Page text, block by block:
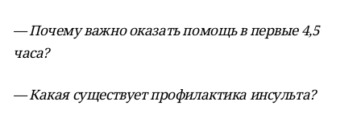
— Почему важно оказать помощь в первые 4,5
часа?
— Какая существует профилактика инсульта?